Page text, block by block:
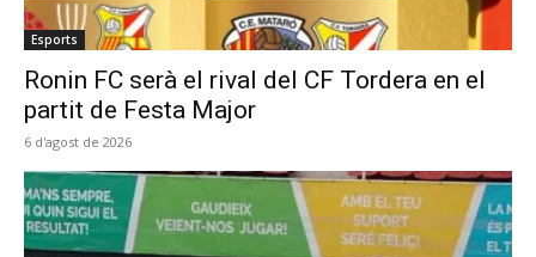
Esports
Ronin FC serà el rival del CF Tordera en el
partit de Festa Major
6 d'agost de 2026